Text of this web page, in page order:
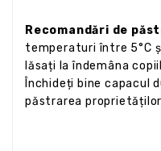
Recomandări de
temperaturi între 5°C
lăsați la îndemâna
Închideți bine capacul
păstrarea